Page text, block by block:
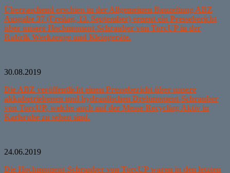
Überraschend erschien in der Allgemeinen Bauzeitung ABZ
Ausgabe 37 (Freitag, 13. September) erneut ein Pressebericht
über unsere Hochmoment-Schrauber von TorcUP in der
Rubrik Werkzeuge und Kleingeräte.
30.08.2019
Die ABZ veröffentlicht einen Pressebericht über unsere
akkubetriebenen und hydraulischen Drehmoment-Schrauber
von TorcUP, welche auch auf der Messe Recycling Aktiv in
Karlsruhe zu sehen sind.
24.06.2019
Die Hochmoment-Schrauber von TorcUP waren in den letzten